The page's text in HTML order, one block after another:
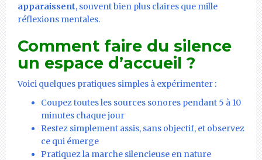
apparaissent, souvent bien plus claires que mille
réflexions mentales.
Comment faire du silence
un espace d’accueil ?
Voici quelques pratiques simples à expérimenter :
Coupez toutes les sources sonores pendant 5 à 10
minutes chaque jour
Restez simplement assis, sans objectif, et observez
ce qui émerge
Pratiquez la marche silencieuse en nature